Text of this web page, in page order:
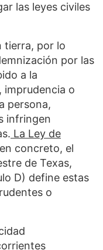
las leyes civiles
tierra, por lo
por las
a la
imprudencia o
persona,
infringen
La Ley de
concreto, el
de Texas,
D) define estas
o